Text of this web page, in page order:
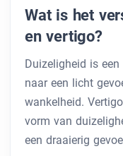
Wat is het
en vertigo?
Duizeligheid is
naar een licht
wankelheid.
vorm van
een draaierig